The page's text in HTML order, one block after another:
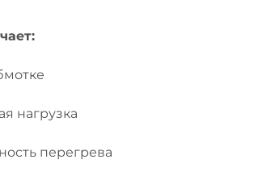
нагрузка
перегрева